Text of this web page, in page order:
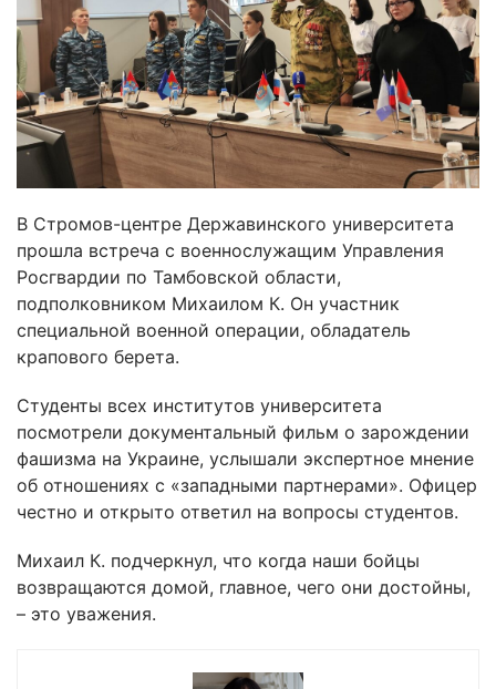
В Стромов-центре Державинского университета
прошла встреча с военнослужащим Управления
Росгвардии по Тамбовской области,
подполковником Михаилом К. Он участник
специальной военной операции, обладатель
крапового берета.
Студенты всех институтов университета
посмотрели документальный фильм о зарождении
фашизма на Украине, услышали экспертное мнение
об отношениях с «западными партнерами». Офицер
честно и открыто ответил на вопросы студентов.
Михаил К. подчеркнул, что когда наши бойцы
возвращаются домой, главное, чего они достойны,
– это уважения.